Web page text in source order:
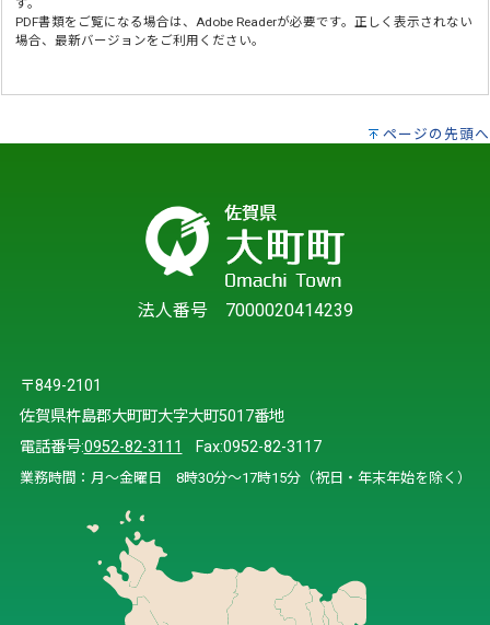
す。
PDF書類をご覧になる場合は、Adobe Readerが必要です。正しく表示されない
場合、最新バージョンをご利用ください。
ページの先頭へ
法人番号 7000020414239
〒849-2101
佐賀県杵島郡大町町大字大町5017番地
電話番号:0952-82-3111 Fax:0952-82-3117
業務時間：月～金曜日 8時30分～17時15分（祝日・年末年始を除く）